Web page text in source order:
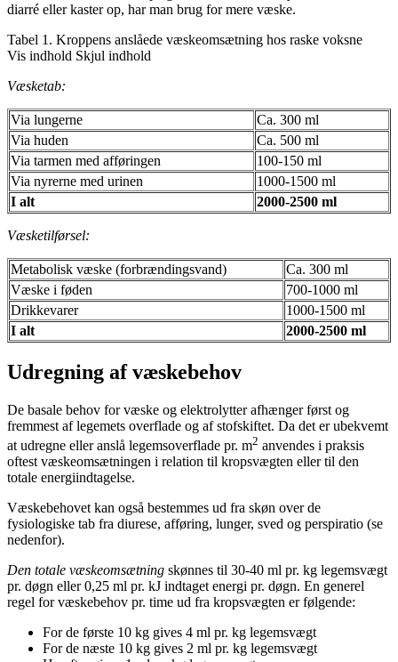
diarré eller kaster op, har man brug for mere væske.
Tabel 1. Kroppens anslåede væskeomsætning hos raske voksne
Vis indhold Skjul indhold
Væsketab:
Via lungerne
Ca. 300 ml
Via huden
Ca. 500 ml
Via tarmen med afføringen
100-150 ml
Via nyrerne med urinen
1000-1500 ml
I alt
2000-2500 ml
Væsketilførsel:
Metabolisk væske (forbrændingsvand)
Ca. 300 ml
Væske i føden
700-1000 ml
Drikkevarer
1000-1500 ml
I alt
2000-2500 ml
Udregning af væskebehov
De basale behov for væske og elektrolytter afhænger først og
fremmest af legemets overflade og af stofskiftet. Da det er ubekvemt
at udregne eller anslå legemsoverflade pr. m2 anvendes i praksis
oftest væskeomsætningen i relation til kropsvægten eller til den
totale energiindtagelse.
Væskebehovet kan også bestemmes ud fra skøn over de
fysiologiske tab fra diurese, afføring, lunger, sved og perspiratio (se
nedenfor).
Den totale væskeomsætning skønnes til 30-40 ml pr. kg legemsvægt
pr. døgn eller 0,25 ml pr. kJ indtaget energi pr. døgn. En generel
regel for væskebehov pr. time ud fra kropsvægten er følgende:
For de første 10 kg gives 4 ml pr. kg legemsvægt
For de næste 10 kg gives 2 ml pr. kg legemsvægt